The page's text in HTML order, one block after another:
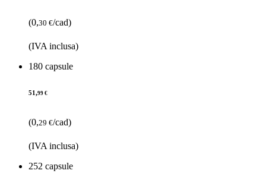
(0,30 €/cad)
(IVA inclusa)
180 capsule
51,99 €
(0,29 €/cad)
(IVA inclusa)
252 capsule